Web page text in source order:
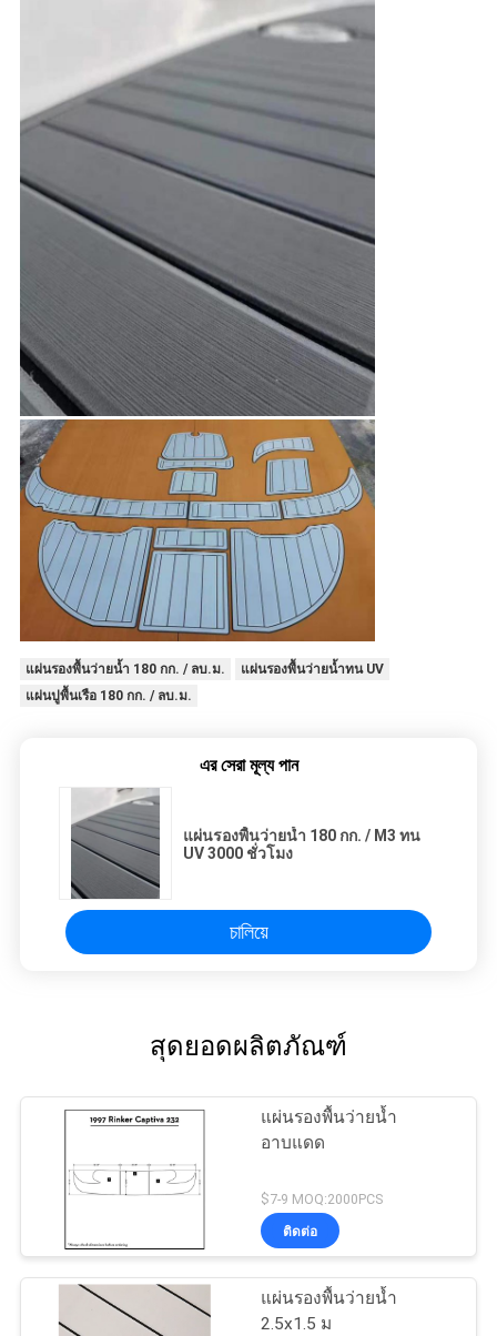
แผ่นรองพื้นว่ายน้ำ 180 กก. / ลบ.ม.
แผ่นรองพื้นว่ายน้ำทน UV
แผ่นปูพื้นเรือ 180 กก. / ลบ.ม.
এর সেরা মূল্য পান
แผ่นรองพื้นว่ายน้ำ 180 กก. / M3 ทน
UV 3000 ชั่วโมง
চালিয়ে
สุดยอดผลิตภัณฑ์
แผ่นรองพื้นว่ายน้ำ
อาบแดด
$7-9 MOQ:2000PCS
ติดต่อ
แผ่นรองพื้นว่ายน้ำ
2.5x1.5 ม